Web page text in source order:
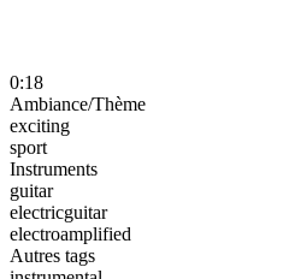
0:18
Ambiance/Thème
exciting
sport
Instruments
guitar
electricguitar
electroamplified
Autres tags